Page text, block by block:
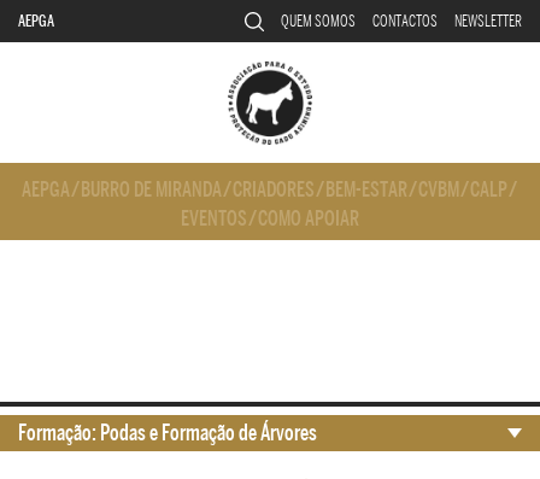
AEPGA QUEM SOMOS CONTACTOS NEWSLETTER
AEPGA/ BURRO DE MIRANDA/CRIADORES/ BEM-ESTAR/CVBM/CALP/
EVENTOS/COMO APOIAR
Formação: Podas e Formação de Árvores